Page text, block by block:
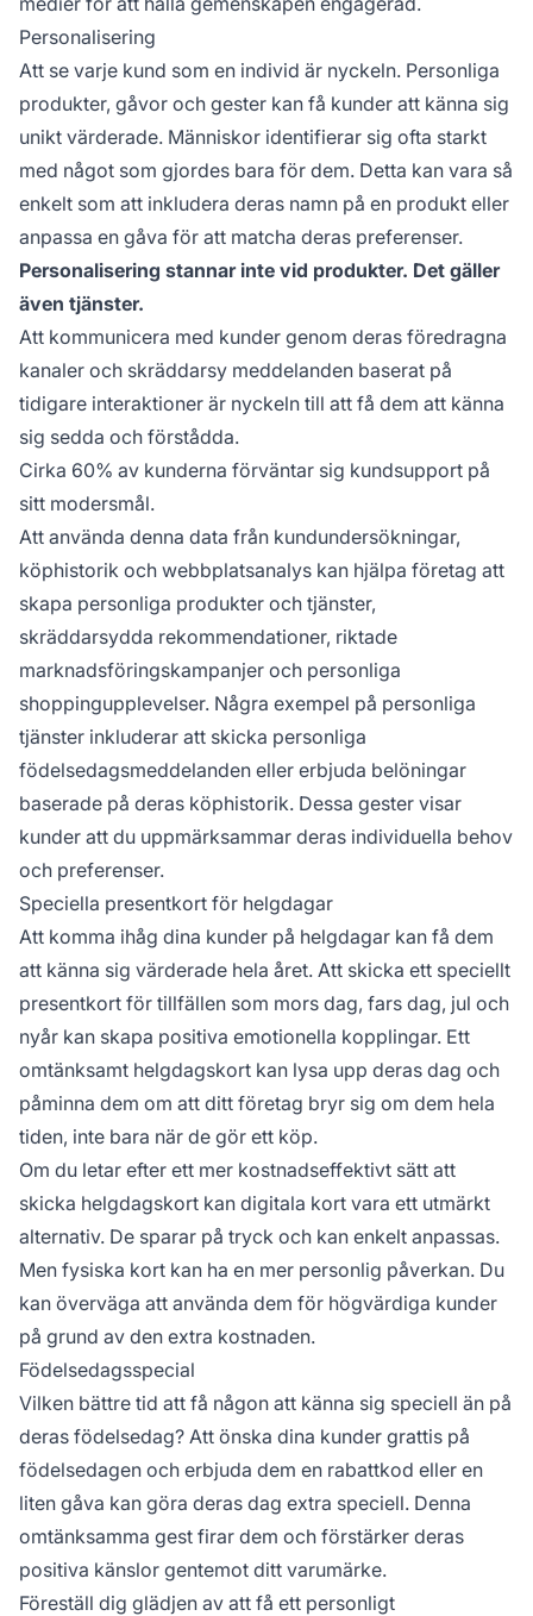
Personalisering
Att se varje kund som en individ är nyckeln. Personliga
produkter, gåvor och gester kan få kunder att känna sig
unikt värderade. Människor identifierar sig ofta starkt
med något som gjordes bara för dem. Detta kan vara så
enkelt som att inkludera deras namn på en produkt eller
anpassa en gåva för att matcha deras preferenser.
Personalisering stannar inte vid produkter. Det gäller
även tjänster.
Att kommunicera med kunder genom deras föredragna
kanaler och skräddarsy meddelanden baserat på
tidigare interaktioner är nyckeln till att få dem att känna
sig sedda och förstådda.
Cirka 60% av kunderna förväntar sig kundsupport på
sitt modersmål.
Att använda denna data från kundundersökningar,
köphistorik och webbplatsanalys kan hjälpa företag att
skapa personliga produkter och tjänster,
skräddarsydda rekommendationer, riktade
marknadsföringskampanjer och personliga
shoppingupplevelser. Några exempel på personliga
tjänster inkluderar att skicka personliga
födelsedagsmeddelanden eller erbjuda belöningar
baserade på deras köphistorik. Dessa gester visar
kunder att du uppmärksammar deras individuella behov
och preferenser.
Speciella presentkort för helgdagar
Att komma ihåg dina kunder på helgdagar kan få dem
att känna sig värderade hela året. Att skicka ett speciellt
presentkort för tillfällen som mors dag, fars dag, jul och
nyår kan skapa positiva emotionella kopplingar. Ett
omtänksamt helgdagskort kan lysa upp deras dag och
påminna dem om att ditt företag bryr sig om dem hela
tiden, inte bara när de gör ett köp.
Om du letar efter ett mer kostnadseffektivt sätt att
skicka helgdagskort kan digitala kort vara ett utmärkt
alternativ. De sparar på tryck och kan enkelt anpassas.
Men fysiska kort kan ha en mer personlig påverkan. Du
kan överväga att använda dem för högvärdiga kunder
på grund av den extra kostnaden.
Födelsedagsspecial
Vilken bättre tid att få någon att känna sig speciell än på
deras födelsedag? Att önska dina kunder grattis på
födelsedagen och erbjuda dem en rabattkod eller en
liten gåva kan göra deras dag extra speciell. Denna
omtänksamma gest firar dem och förstärker deras
positiva känslor gentemot ditt varumärke.
Föreställ dig glädjen av att få ett personligt